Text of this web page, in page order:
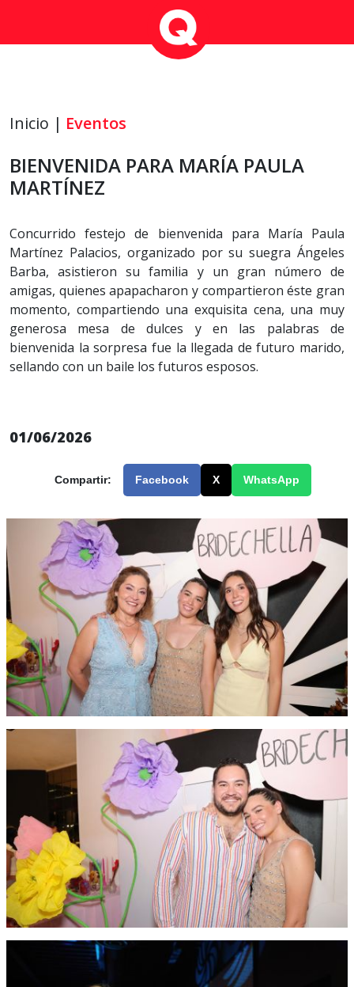
Inicio | Eventos
BIENVENIDA PARA MARÍA PAULA
MARTÍNEZ
Concurrido festejo de bienvenida para María Paula
Martínez Palacios, organizado por su suegra Ángeles
Barba, asistieron su familia y un gran número de
amigas, quienes apapacharon y compartieron éste gran
momento, compartiendo una exquisita cena, una muy
generosa mesa de dulces y en las palabras de
bienvenida la sorpresa fue la llegada de futuro marido,
sellando con un baile los futuros esposos.
01/06/2026
Compartir: Facebook X WhatsApp